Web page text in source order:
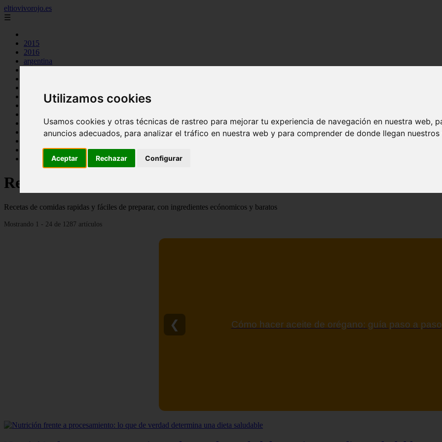
Utilizamos cookies
Usamos cookies y otras técnicas de rastreo para mejorar tu experiencia de navegación en nuestra web,
anuncios adecuados, para analizar el tráfico en nuestra web y para comprender de donde llegan nuestros
Aceptar Rechazar Configurar
eltiovivorojo.es
☰
2015
2016
argentina
huevos
mariscos
postres
producto
venezuela
Recetas faciles y rápidas
Recetas de comidas rapidas y fáciles de preparar, con ingredientes ecónomicos y baratos
Mostrando 1 - 24 de 1287 artículos
Contraindicaciones del espino amarillo: conocelas
❮